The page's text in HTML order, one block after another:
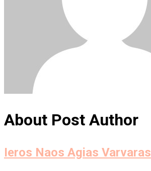
About Post Author
Ieros Naos Agias Varvaras